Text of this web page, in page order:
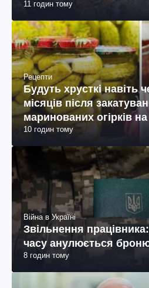
11 годин тому
Рецепти
Будуть хрусткі навіть
місяців після
маринованих огірків
10 годин тому
Війна в Україні
Звільнення
часу анулюється
8 годин тому